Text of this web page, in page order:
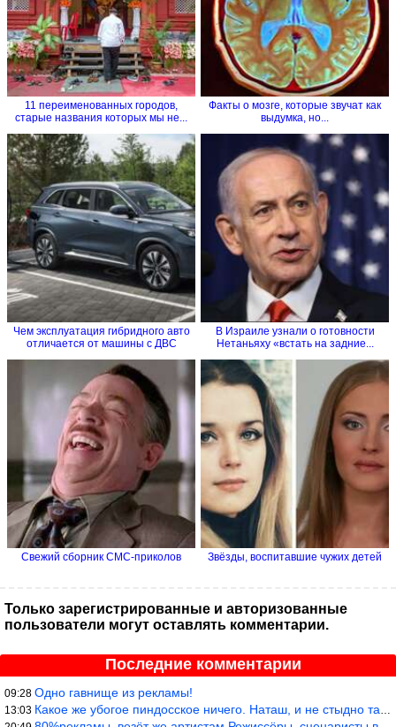
11 переименованных городов,
старые названия которых мы не...
Факты о мозге, которые звучат как
выдумка, но...
Чем эксплуатация гибридного авто
отличается от машины с ДВС
В Израиле узнали о готовности
Нетаньяху «встать на задние...
Свежий сборник СМС-приколов Звёзды, воспитавшие чужих детей
Только зарегистрированные и авторизованные
пользователи могут оставлять комментарии.
Последние комментарии
09:28 Одно гавнище из рекламы!
13:03 Какое же убогое пиндосское ничего. Наташ, и не стыдно такую фигн